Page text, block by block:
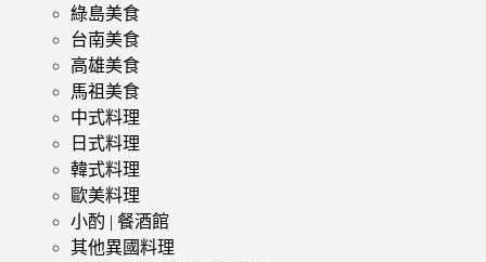
綠島美食
台南美食
高雄美食
馬祖美食
中式料理
日式料理
韓式料理
歐美料理
小酌 | 餐酒館
其他異國料理